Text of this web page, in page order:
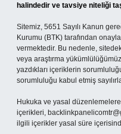
halindedir ve tavsiye niteliği
Sitemiz, 5651 Sayılı Kanun
Kurumu (BTK) tarafından
vermektedir. Bu nedenle,
veya araştırma
yazdıkları içeriklerin
sorumluluğu kabul etmiş
Hukuka ve yasal
içerikleri,
ilgili içerikler yasal süre